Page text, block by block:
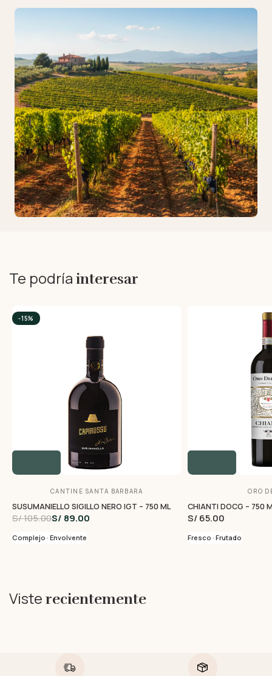
Te podría interesar
-15%
CANTINE SANTA BARBARA
SUSUMANIELLO SIGILLO NERO IGT – 750 ML
S/ 105.00S/ 89.00
Complejo · Envolvente
ORO
CHIANTI DOCG – 750
S/ 65.00
Fresco · Frutado
Viste recientemente